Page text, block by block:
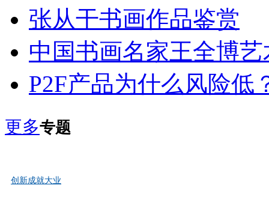
张从干书画作品鉴赏
中国书画名家王全博
P2F产品为什么风险低
更多专题
创新成就大业